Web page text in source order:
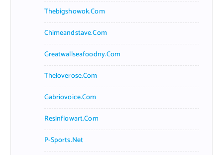
Thebigshowok.com
Chimeandstave.com
Greatwallseafoodny.com
Theloverose.com
Gabriovoice.com
Resinflowart.com
P-Sports.net